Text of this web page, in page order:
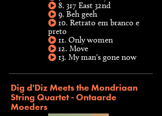
8. 317 East 32nd
9. Beh geeh
10. Retrato em branco e
preto
11. Only women
12. Move
13. My man's gone now
Dig d'Diz Meets the Mondriaan
String Quartet - Ontaarde
Moeders